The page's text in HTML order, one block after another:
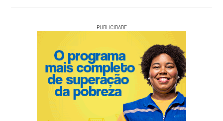
PUBLICIDADE